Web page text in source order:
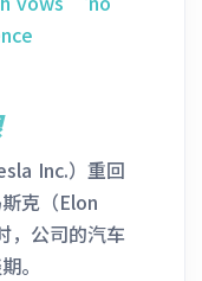
Inc.）重回
克（Elon
，公司的汽车
。